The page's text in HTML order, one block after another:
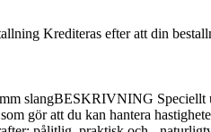
Krediteras efter att din
slangBESKRIVNING Speciellt
gör att du kan hantera